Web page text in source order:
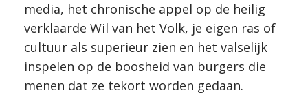
media, het chronische appel op de heilig
verklaarde Wil van het Volk, je eigen ras of
cultuur als superieur zien en het valselijk
inspelen op de boosheid van burgers die
menen dat ze tekort worden gedaan.